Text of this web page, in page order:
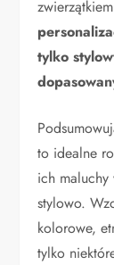
tylko
to idealne
ich
stylowo.
kolorowe,
tylko